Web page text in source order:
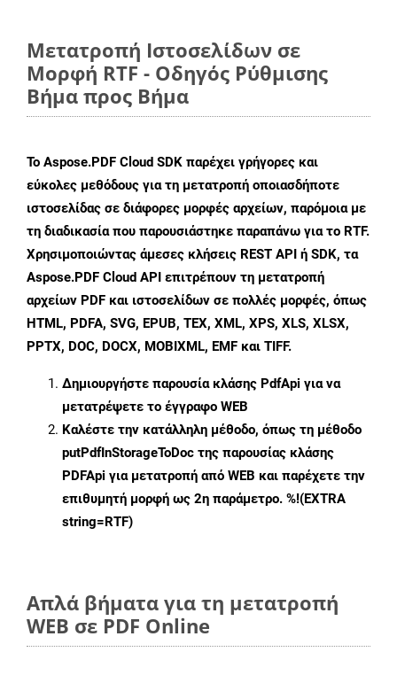
Μετατροπή Ιστοσελίδων σε
Μορφή RTF - Οδηγός Ρύθμισης
Βήμα προς Βήμα
Το Aspose.PDF Cloud SDK παρέχει γρήγορες και
εύκολες μεθόδους για τη μετατροπή οποιασδήποτε
ιστοσελίδας σε διάφορες μορφές αρχείων, παρόμοια με
τη διαδικασία που παρουσιάστηκε παραπάνω για το RTF.
Χρησιμοποιώντας άμεσες κλήσεις REST API ή SDK, τα
Aspose.PDF Cloud API επιτρέπουν τη μετατροπή
αρχείων PDF και ιστοσελίδων σε πολλές μορφές, όπως
HTML, PDFA, SVG, EPUB, TEX, XML, XPS, XLS, XLSX,
PPTX, DOC, DOCX, MOBIXML, EMF και TIFF.
Δημιουργήστε παρουσία κλάσης PdfApi για να
μετατρέψετε το έγγραφο WEB
Καλέστε την κατάλληλη μέθοδο, όπως τη μέθοδο
putPdfInStorageToDoc της παρουσίας κλάσης
PDFApi για μετατροπή από WEB και παρέχετε την
επιθυμητή μορφή ως 2η παράμετρο. %!(EXTRA
string=RTF)
Απλά βήματα για τη μετατροπή
WEB σε PDF Online